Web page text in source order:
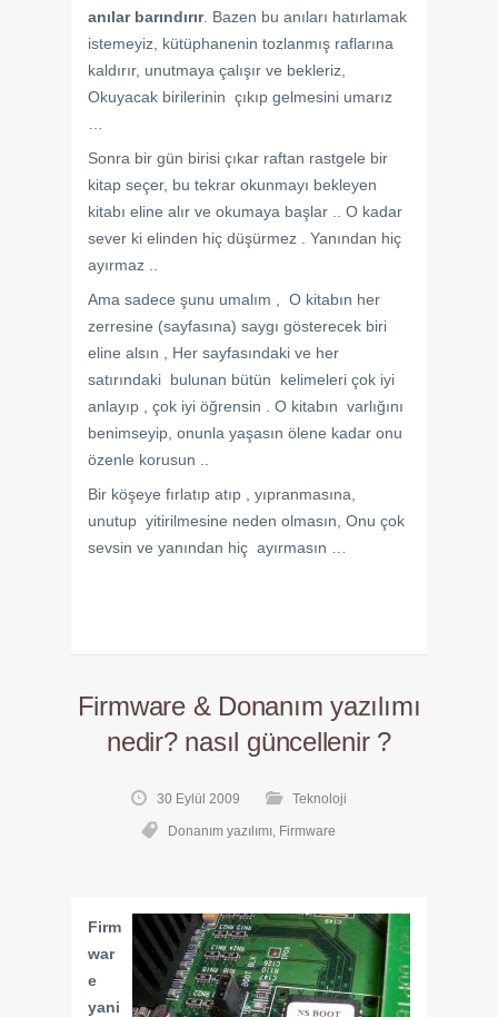
anılar barındırır. Bazen bu anıları hatırlamak
istemeyiz, kütüphanenin tozlanmış raflarına
kaldırır, unutmaya çalışır ve bekleriz,
Okuyacak birilerinin çıkıp gelmesini umarız
…
Sonra bir gün birisi çıkar raftan rastgele bir
kitap seçer, bu tekrar okunmayı bekleyen
kitabı eline alır ve okumaya başlar .. O kadar
sever ki elinden hiç düşürmez . Yanından hiç
ayırmaz ..
Ama sadece şunu umalım , O kitabın her
zerresine (sayfasına) saygı gösterecek biri
eline alsın , Her sayfasındaki ve her
satırındaki bulunan bütün kelimeleri çok iyi
anlayıp , çok iyi öğrensin . O kitabın varlığını
benimseyip, onunla yaşasın ölene kadar onu
özenle korusun ..
Bir köşeye fırlatıp atıp , yıpranmasına,
unutup yitirilmesine neden olmasın, Onu çok
sevsin ve yanından hiç ayırmasın …
Firmware & Donanım yazılımı
nedir? nasıl güncellenir ?
30 Eylül 2009 Teknoloji
Donanım yazılımı, Firmware
Firm
war
e
yani